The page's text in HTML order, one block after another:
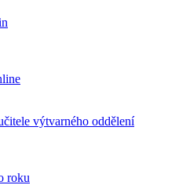
výtvarného oddělení
roku